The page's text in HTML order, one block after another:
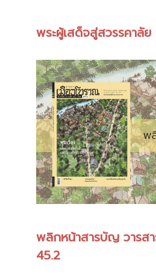
พระผู้เสด็จสู่สวรรคาลัย
พลิกหน้าสารบัญ วารส
45.2